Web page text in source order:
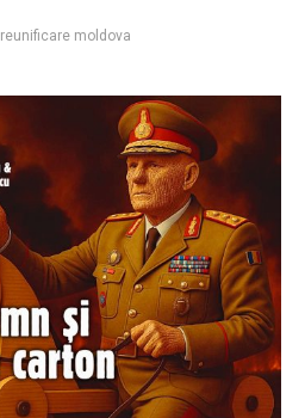
reunificare moldova